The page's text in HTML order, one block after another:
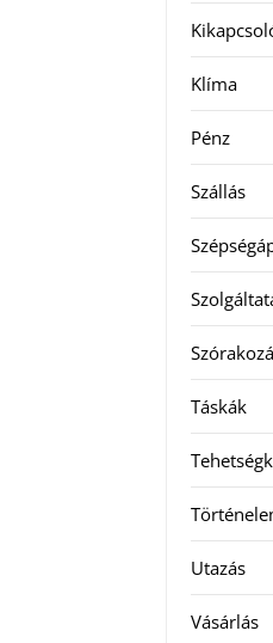
Klíma
Pénz
Szállás
Táskák
Utazás
Vásárlás